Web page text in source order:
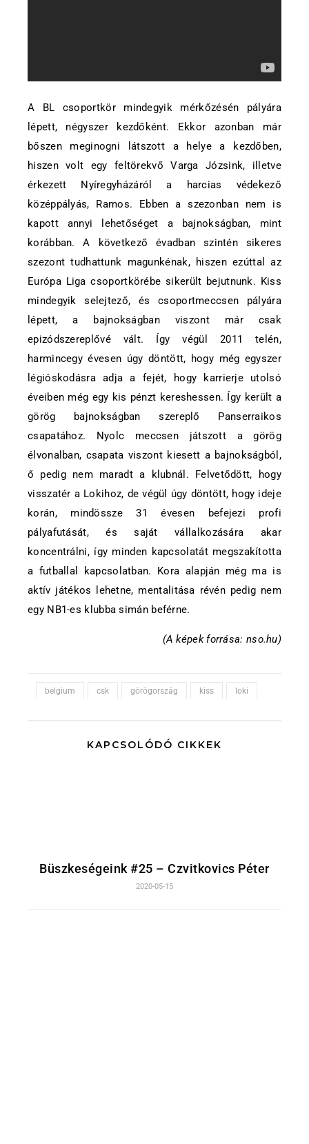
A BL csoportkör mindegyik mérkőzésén pályára
lépett, négyszer kezdőként. Ekkor azonban már
bőszen meginogni látszott a helye a kezdőben,
hiszen volt egy feltörekvő Varga Józsink, illetve
érkezett Nyíregyházáról a harcias védekező
középpályás, Ramos. Ebben a szezonban nem is
kapott annyi lehetőséget a bajnokságban, mint
korábban. A következő évadban szintén sikeres
szezont tudhattunk magunkénak, hiszen ezúttal az
Európa Liga csoportkörébe sikerült bejutnunk. Kiss
mindegyik selejtező, és csoportmeccsen pályára
lépett, a bajnokságban viszont már csak
epizódszereplővé vált. Így végül 2011 telén,
harmincegy évesen úgy döntött, hogy még egyszer
légióskodásra adja a fejét, hogy karrierje utolsó
éveiben még egy kis pénzt kereshessen. Így került a
görög bajnokságban szereplő Panserraikos
csapatához. Nyolc meccsen játszott a görög
élvonalban, csapata viszont kiesett a bajnokságból,
ő pedig nem maradt a klubnál. Felvetődött, hogy
visszatér a Lokihoz, de végül úgy döntött, hogy ideje
korán, mindössze 31 évesen befejezi profi
pályafutását, és saját vállalkozására akar
koncentrálni, így minden kapcsolatát megszakította
a futballal kapcsolatban. Kora alapján még ma is
aktív játékos lehetne, mentalitása révén pedig nem
egy NB1-es klubba simán beférne.
(A képek forrása: nso.hu)
belgium csk görögország kiss loki
KAPCSOLÓDÓ CIKKEK
Büszkeségeink #25 – Czvitkovics Péter
2020-05-15